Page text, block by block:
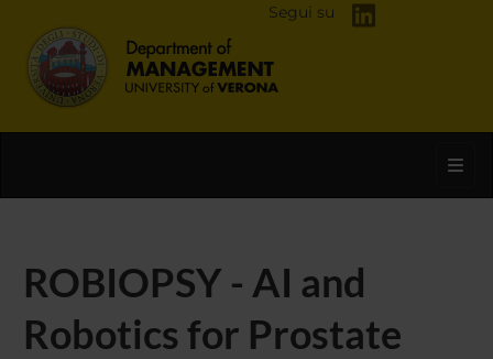
Segui su
ROBIOPSY - AI and
Robotics for Prostate